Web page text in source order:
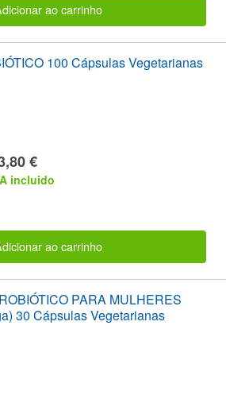
ao carrinho
100 Cápsulas Vegetarianas
€
incluido
ao carrinho
PARA MULHERES
30 Cápsulas Vegetarianas